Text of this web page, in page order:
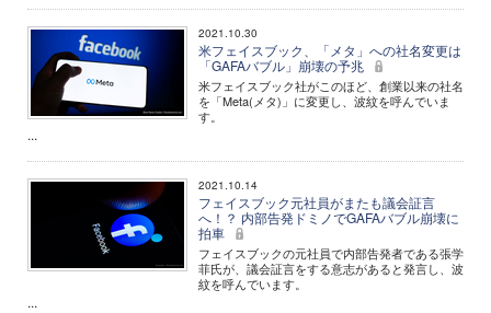
2021.10.30
米フェイスブック、「メタ」への社名変更は
「GAFAバブル」崩壊の予兆
米フェイスブック社がこのほど、創業以来の社名
を「Meta(メタ)」に変更し、波紋を呼んでいま
す。
...
2021.10.14
フェイスブック元社員がまたも議会証言
へ！？ 内部告発ドミノでGAFAバブル崩壊に
拍車
フェイスブックの元社員で内部告発者である張学
菲氏が、議会証言をする意志があると発言し、波
紋を呼んでいます。
...